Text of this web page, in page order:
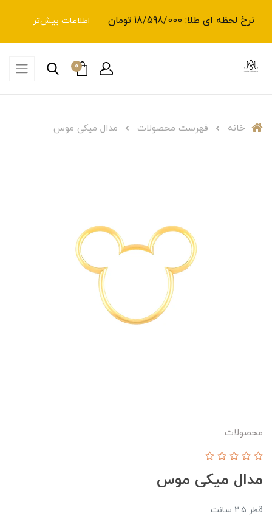
نرخ لحظه ای طلا: 18/598/000 تومان اطلاعات بیش‌تر
0
خانه فهرست محصولات مدال میکی موس
محصولات
مدال میکی موس
قطر 2.5 سانت